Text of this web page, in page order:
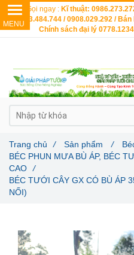
Trang chủ / Sản phẩm /
BÉC PHUN MƯA BÙ ÁP, BÉC
CAO
/
BÉC TƯỚI CÂY GX CÓ BÙ ÁP
NỐI)
Gọi ngay : Kĩ thuật:
0903.484.744 / 0908.029.292 /
Chính sách đại lý